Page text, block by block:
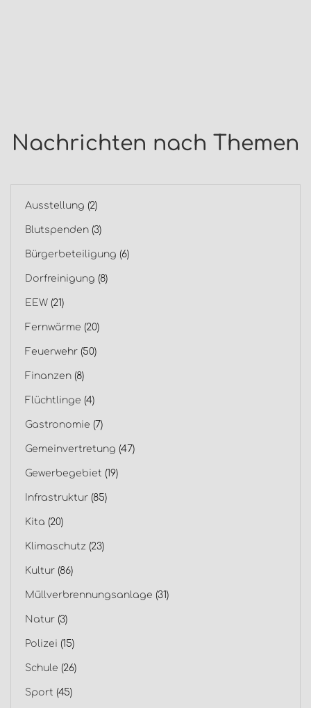
Nachrichten nach Themen
Ausstellung (2)
Blutspenden (3)
Bürgerbeteiligung (6)
Dorfreinigung (8)
EEW (21)
Fernwärme (20)
Feuerwehr (50)
Finanzen (8)
Flüchtlinge (4)
Gastronomie (7)
Gemeinvertretung (47)
Gewerbegebiet (19)
Infrastruktur (85)
Kita (20)
Klimaschutz (23)
Kultur (86)
Müllverbrennungsanlage (31)
Natur (3)
Polizei (15)
Schule (26)
Sport (45)